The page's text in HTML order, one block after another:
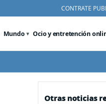
CONTRATE
Mundo Ocio y entretención
Otras noticias